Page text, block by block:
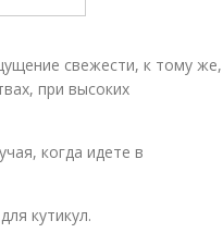
свежести, к тому же,
при высоких
когда идете в
кутикул.